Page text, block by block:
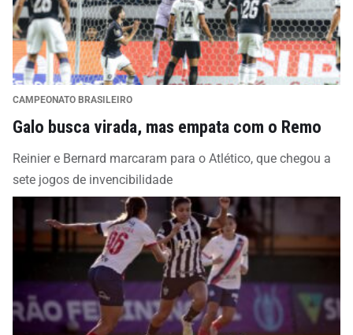
CAMPEONATO BRASILEIRO
Galo busca virada, mas empata com o Remo
Reinier e Bernard marcaram para o Atlético, que chegou a
sete jogos de invencibilidade